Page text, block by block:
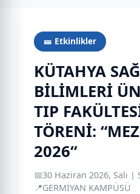
🎫 Etkinlikler
KÜTAHYA
BİLİMLERİ
TIP
TÖRENİ:
2026“
📅30 Haziran 2026, Salı |
📍GERMİYAN KAMPÜSÜ